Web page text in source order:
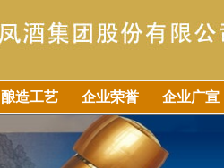
酿造工艺 企业荣誉 企业广宣